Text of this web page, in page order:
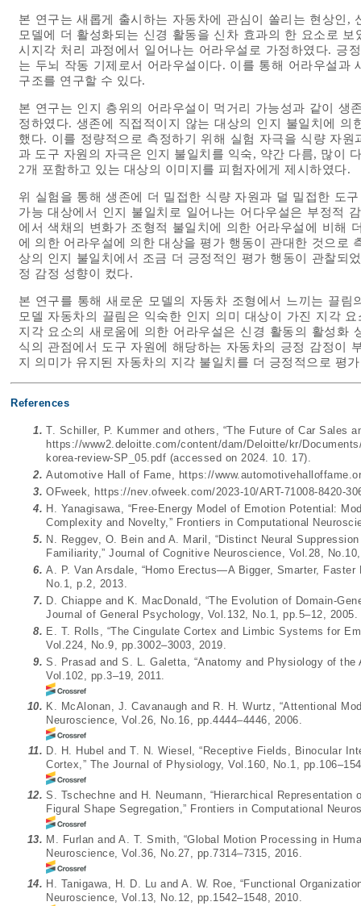
본 연구는 새롭게 출시하는 자동차에 관심이 쏠리는 현상인,
모델에 더 활성화되는 신경 활동을 신차 효과의 한 요소로
시지각 처리 과정에서 일어나는 어라우설로 가정하였다. 긍
는 두뇌 작동 기제로서 어라우설이다. 이를 통해 어라우설과
구조를 연구할 수 있다.
본 연구는 인지 층위의 어라우설이 먹거리 가능성과 같이 생
정하였다. 생존에 직접적이지 않는 대상의 인지 불일치에
했다. 이를 정량적으로 측정하기 위해 실험 자극을 식량 자
과 도구 자원의 자극은 인지 불일치를 익숙, 약간 다름, 많이
2개 포함하고 있는 대상의 이미지를 피험자에게 제시하였다.
위 실험을 통해 생존에 더 밀접한 식량 자원과 덜 밀접한 도
가능 대상에서 인지 불일치로 일어나는 어다우설은 부정적
에서 색채의 변화가 조형적 불일치에 의한 어라우설에 비해
에 의한 어라우설에 의한 대상을 평가 행동이 관대한 것으로
상의 인지 불일치에서 조금 더 긍정적인 평가 행동이 관찰되
정 감정 성향이 컸다.
본 연구를 통해 새로운 모델의 자동차 조형에서 느끼는 끌
모델 자동차의 끌림은 익숙한 인지 의미 대상이 가진 지각
지각 요소의 새로움에 의한 어라우설은 신경 활동의 활성화
식의 관점에서 도구 자원에 해당하는 자동차의 긍정 감정이
지 의미가 유지된 자동차의 지각 불일치를 더 긍정적으로 평
References
1. T. Schiller, P. Kummer and others, “The Future of Car Sales
https://www2.deloitte.com/content/dam/Deloitte/kr/
korea-review-SP_05.pdf (accessed on 2024. 10. 17).
2. Automotive Hall of Fame, https://
3. OFweek, https://nev.ofweek.com/2023-10/ART-71008-8420-
4. H. Yanagisawa, “Free-Energy Model of Emotion Potential:
Complexity and Novelty,” Frontiers in Computational
5. N. Reggev, O. Bein and A. Maril, “Distinct Neural
Familiarity,” Journal of Cognitive Neuroscience, Vol.28,
6. A. P. Van Arsdale, “Homo Erectus—A Bigger, Smarter,
No.1, p.2, 2013.
7. D. Chiappe and K. MacDonald, “The Evolution of Domain-
Journal of General Psychology, Vol.132, No.1, pp.5–12, 2005.
8. E. T. Rolls, “The Cingulate Cortex and Limbic Systems for
Vol.224, No.9, pp.3002–3003, 2019.
9. S. Prasad and S. L. Galetta, “Anatomy and Physiology of
Vol.102, pp.3–19, 2011.
10. K. McAlonan, J. Cavanaugh and R. H. Wurtz, “Attentional
Neuroscience, Vol.26, No.16, pp.4444–4446, 2006.
11. D. H. Hubel and T. N. Wiesel, “Receptive Fields, Binocular
Cortex,” The Journal of Physiology, Vol.160, No.1,
12. S. Tschechne and H. Neumann, “Hierarchical
Figural Shape Segregation,” Frontiers in Computational
13. M. Furlan and A. T. Smith, “Global Motion Processing in
Neuroscience, Vol.36, No.27, pp.7314–7315, 2016.
14. H. Tanigawa, H. D. Lu and A. W. Roe, “Functional
Neuroscience, Vol.13, No.12, pp.1542–1548, 2010.